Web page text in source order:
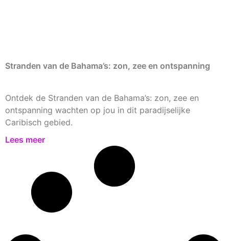
Stranden van de Bahama’s: zon, zee en ontspanning
Ontdek de Stranden van de Bahama’s: zon, zee en
ontspanning wachten op jou in dit paradijselijke
Caribisch gebied.
Lees meer